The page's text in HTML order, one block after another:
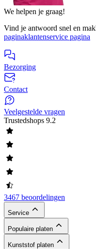
We helpen je graag!
Vind je antwoord snel en
paginaklantenservice pagina
Bezorging
Contact
Veelgestelde vragen
Trustedshops 9.2
3467 beoordelingen
Service
Populaire platen
Kunststof platen